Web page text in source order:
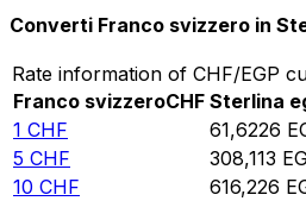
Converti Franco svizzero in
Rate information of CHF/EGP
Franco svizzeroCHF Sterlina
1 CHF 61,6226
5 CHF 308,113
10 CHF 616,226